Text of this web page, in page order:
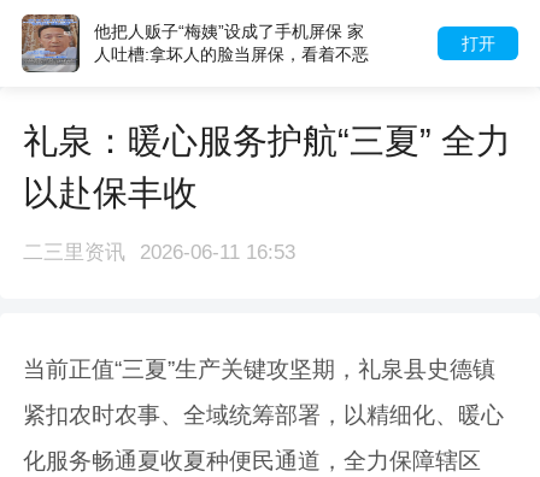
打开
返乡学子围观省十八运火炬传递 现场
人声沸腾氛围热烈 “心底热血翻涌 作为
礼泉：暖心服务护航“三夏” 全力
以赴保丰收
二三里资讯 2026-06-11 16:53
当前正值“三夏”生产关键攻坚期，礼泉县史德镇
紧扣农时农事、全域统筹部署，以精细化、暖心
化服务畅通夏收夏种便民通道，全力保障辖区